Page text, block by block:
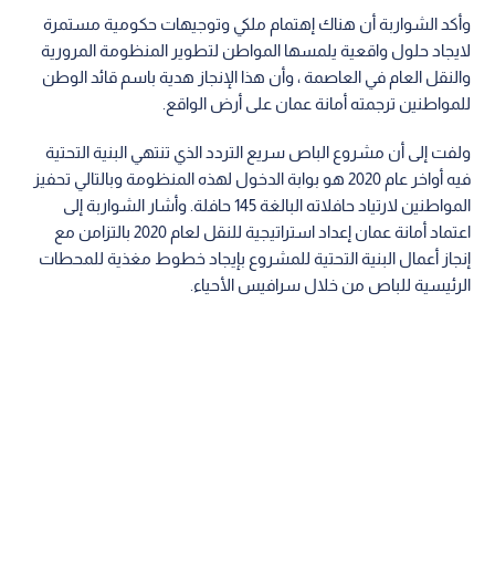
وأكد الشواربة أن هناك إهتمام ملكي وتوجيهات حكومية مستمرة
لايجاد حلول واقعية يلمسها المواطن لتطوير المنظومة المرورية
والنقل العام في العاصمة ، وأن هذا الإنجاز هدية باسم قائد الوطن
للمواطنين ترجمته أمانة عمان على أرض الواقع.
ولفت إلى أن مشروع الباص سريع التردد الذي تنتهي البنية التحتية
فيه أواخر عام 2020 هو بوابة الدخول لهذه المنظومة وبالتالي تحفيز
المواطنين لارتياد حافلاته البالغة 145 حافلة. وأشار الشواربة إلى
اعتماد أمانة عمان إعداد استراتيجية للنقل لعام 2020 بالتزامن مع
إنجاز أعمال البنية التحتية للمشروع بإيجاد خطوط مغذية للمحطات
الرئيسية للباص من خلال سرافيس الأحياء.